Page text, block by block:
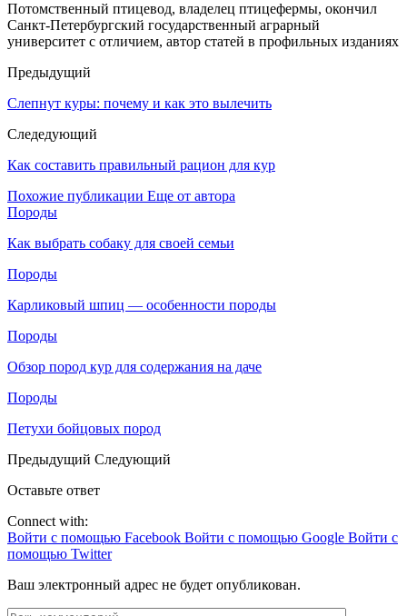
Потомственный птицевод, владелец птицефермы, окончил
Санкт-Петербургский государственный аграрный
университет с отличием, автор статей в профильных изданиях
Предыдущий
Слепнут куры: почему и как это вылечить
Следедующий
Как составить правильный рацион для кур
Похожие публикации Еще от автора
Породы
Как выбрать собаку для своей семьи
Породы
Карликовый шпиц — особенности породы
Породы
Обзор пород кур для содержания на даче
Породы
Петухи бойцовых пород
Предыдущий Следующий
Оставьте ответ
Connect with:
Войти с помощью Facebook Войти с помощью Google Войти с
помощью Twitter
Ваш электронный адрес не будет опубликован.